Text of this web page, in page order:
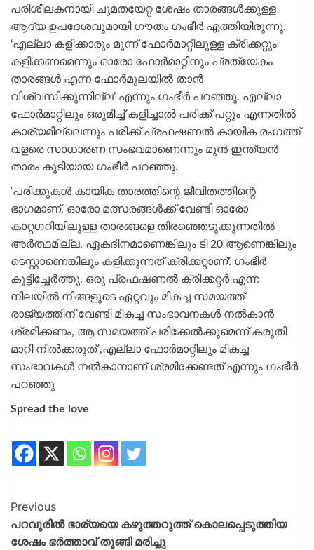
പരിശീലകനായി ചുമതയേറ്റ ശേഷം താരങ്ങൾക്കുള്ള
ആദ്യ ഉപദേശവുമായി ഗൗതം ഗംഭീർ എത്തിയിരുന്നു.
‘എല്ലാ കളിക്കാരും മൂന്ന് ഫോർമാറ്റിലുള്ള ക്രിക്കറ്റും
കളിക്കണമെന്നും ഓരോ ഫോർമാറ്റിനും പ്രത്യേകം
താരങ്ങൾ എന്ന ഫോർമുലയിൽ താൻ
വിശ്വസിക്കുന്നില്ല’ എന്നും ഗംഭീർ പറഞ്ഞു. എല്ലാ
ഫോർമാറ്റിലും ഒരുമിച്ച് കളിച്ചാൽ പരിക്ക് പറ്റും എന്നതിൽ
കാര്യമില്ലെന്നും പരിക്ക് പ്രഫഷണൽ കായിക രംഗത്ത്
വളരെ സാധാരണ സംഭവമാണെന്നും മുൻ ഇന്ത്യൻ
താരം കൂടിയായ ഗംഭീർ പറഞ്ഞു.
‘പരിക്കുകൾ കായിക താരത്തിന്റെ ജീവിതത്തിന്റെ
ഭാഗമാണ്, ഓരോ മത്സരങ്ങൾക്ക് വേണ്ടി ഓരോ
കാറ്റഗറിയിലുള്ള താരങ്ങളെ തിരഞ്ഞെടുക്കുന്നതിൽ
അർത്ഥമില്ല. ഏകദിനമാണെങ്കിലും ടി 20 ആണെങ്കിലും
ടെസ്റ്റാണെങ്കിലും കളിക്കുന്നത് ക്രിക്കറ്റാണ്’. ഗംഭീർ
കൂട്ടിച്ചേർത്തു. ഒരു പ്രഫഷണൽ ക്രിക്കറ്റർ എന്ന
നിലയിൽ നിങ്ങളുടെ ഏറ്റവും മികച്ച സമയത്ത്
രാജ്യത്തിന് വേണ്ടി മികച്ച സംഭാവനകൾ നൽകാൻ
ശ്രമിക്കണം, ആ സമയത്ത് പരിക്കേൽക്കുമെന്ന് കരുതി
മാറി നിൽക്കരുത് ,എല്ലാ ഫോർമാറ്റിലും മികച്ച
സംഭാവകൾ നൽകാനാണ് ശ്രമിക്കേണ്ടത് എന്നും ഗംഭീർ
പറഞ്ഞു
Spread the love
Previous
പറവൂരിൽ ഭാര്യയെ കഴുത്തറുത്ത് കൊലപ്പെടുത്തിയ
ശേഷം ഭർത്താവ് തൂങ്ങി മരിച്ചു